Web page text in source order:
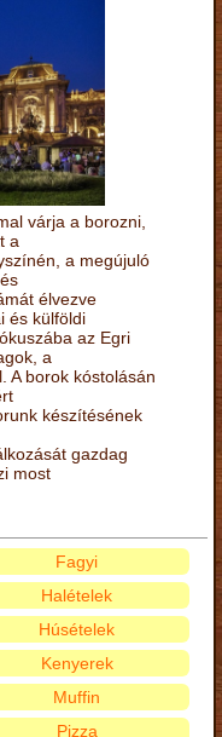
várja a borozni,
a
a megújuló
élvezve
és külföldi
az Egri
a
A borok kóstolásán
készítésének
gazdag
most
Fagyi
Halételek
Húsételek
Kenyerek
Muffin
Pizza